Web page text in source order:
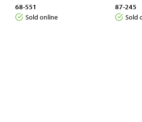
68-551
Sold online
87-245
Sold